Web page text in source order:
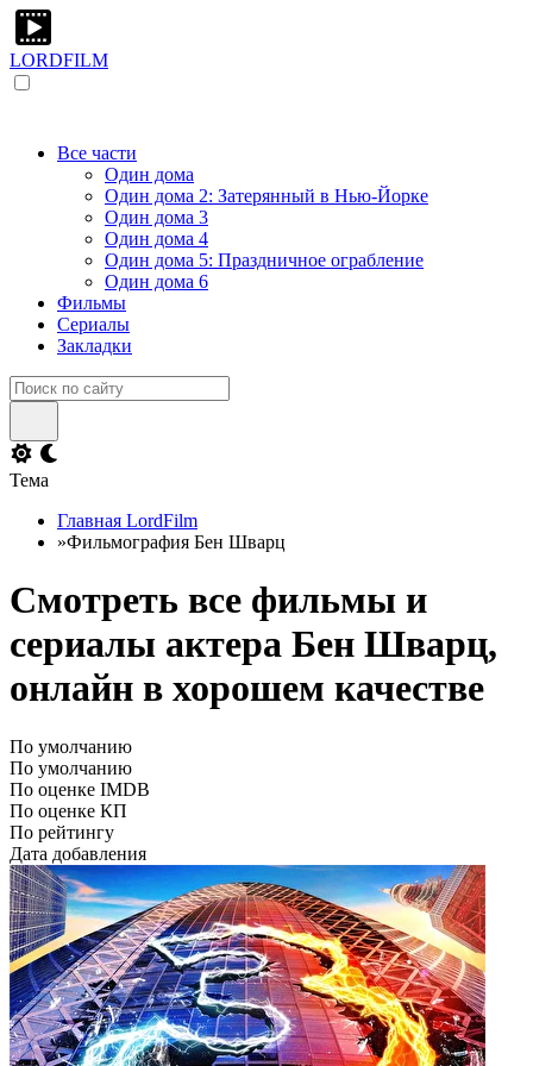
LORDFILM
Все части
Один дома
Один дома 2: Затерянный в Нью-Йорке
Один дома 3
Один дома 4
Один дома 5: Праздничное ограбление
Один дома 6
Фильмы
Сериалы
Закладки
Тема
Главная LordFilm
»Фильмография Бен Шварц
Смотреть все фильмы и
сериалы актера Бен Шварц,
онлайн в хорошем качестве
По умолчанию
По умолчанию
По оценке IMDB
По оценке КП
По рейтингу
Дата добавления